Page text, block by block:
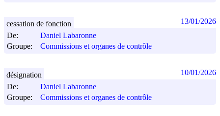
De:
Daniel Labaronne
Groupe:
Commissions et organes de contrôle
cessation de fonction 13/01/2026
De:
Daniel Labaronne
Groupe:
Commissions et organes de contrôle
désignation 10/01/2026